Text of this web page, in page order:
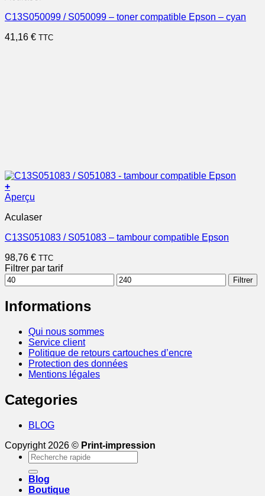
C13S050099 / S050099 – toner compatible Epson – cyan
41,16 € TTC
+
Aperçu
Aculaser
C13S051083 / S051083 – tambour compatible Epson
98,76 € TTC
Filtrer par tarif
Prix
min
Prix
max
Filtrer
Informations
Qui nous sommes
Service client
Politique de retours cartouches d’encre
Protection des données
Mentions légales
Categories
BLOG
Copyright 2026 © Print-impression
Recherche
pour :
Blog
Boutique